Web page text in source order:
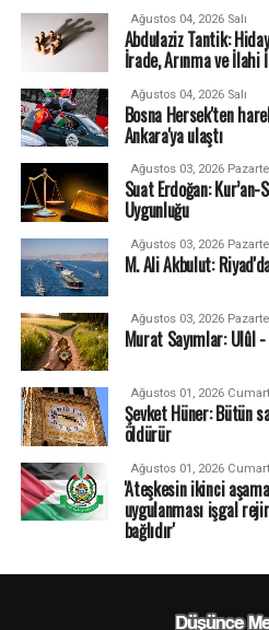
Ağustos 04, 2026 Salı
Abdulaziz Tantik:
İrade, Arınma ve İlahi
Ağustos 04, 2026 Salı
Bosna Hersek'ten
Ankara'ya ulaştı
Ağustos 03, 2026
Suat Erdoğan: Kur’an-
Uygunluğu
Ağustos 03, 2026
M. Ali Akbulut:
Ağustos 03, 2026
Murat Sayımlar: Ulûl -
Ağustos 01, 2026
Şevket Hüner: Bütün
öldürür
Ağustos 01, 2026
'Ateşkesin ikinci
uygulanması işgal
bağlıdır'